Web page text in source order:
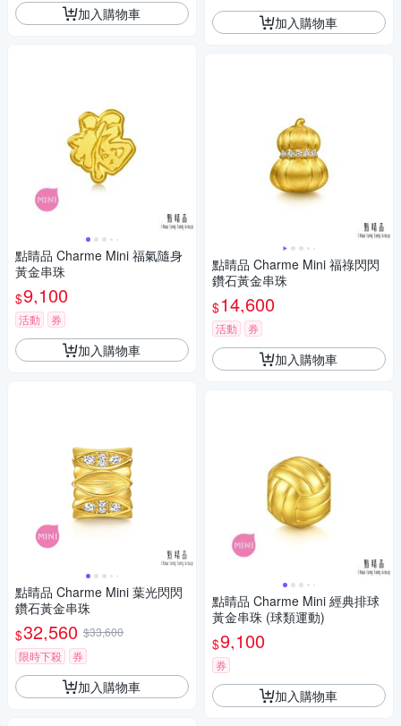
加入購物車
點睛品 Charme Mini 福氣隨身
黃金串珠
$9,100
活動 券
加入購物車
點睛品 Charme Mini 葉光閃閃
鑽石黃金串珠
$32,560 $33,600
限時下殺
券
加入購物車
加入購物車
點睛品 Charme Mini 福祿閃閃
鑽石黃金串珠
$14,600
活動 券
加入購物車
點睛品 Charme Mini 經典排球
黃金串珠 (球類運動)
$9,100
券
加入購物車